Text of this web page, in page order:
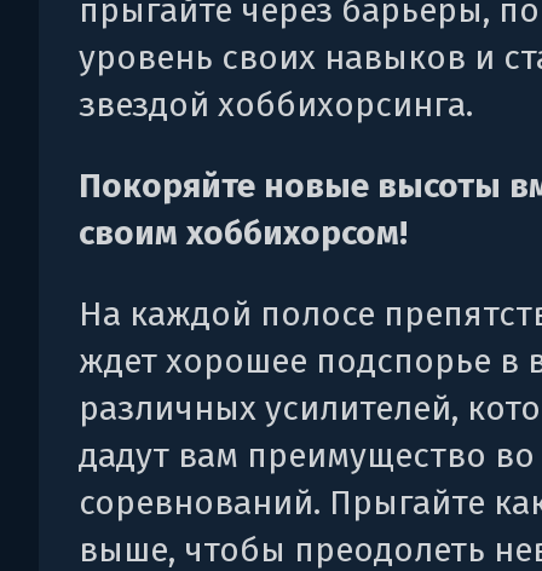
прыгайте через барьеры,
уровень своих навыков и
звездой хоббихорсинга.
Покоряйте новые высоты
своим хоббихорсом!
На каждой полосе
ждет хорошее подспорье в
различных усилителей,
дадут вам преимущество
соревнований. Прыгайте
выше, чтобы преодолеть